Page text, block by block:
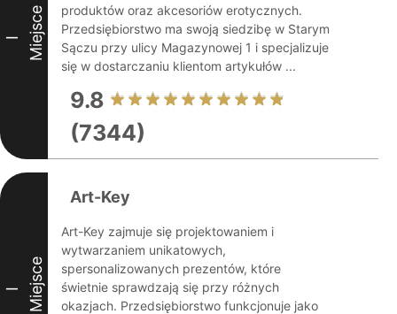
I Miejsce
produktów oraz akcesoriów erotycznych.
Przedsiębiorstwo ma swoją siedzibę w Starym
Sączu przy ulicy Magazynowej 1 i specjalizuje
się w dostarczaniu klientom artykułów ...
9.8
(7344)
I Miejsce
Art-Key
Art-Key zajmuje się projektowaniem i
wytwarzaniem unikatowych,
spersonalizowanych prezentów, które
świetnie sprawdzają się przy różnych
okazjach. Przedsiębiorstwo funkcjonuje jako